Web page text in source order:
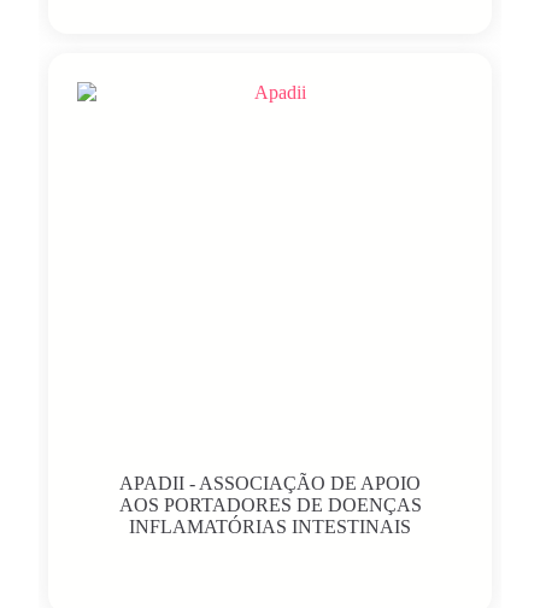
APADII - ASSOCIAÇÃO DE APOIO
AOS PORTADORES DE DOENÇAS
INFLAMATÓRIAS INTESTINAIS